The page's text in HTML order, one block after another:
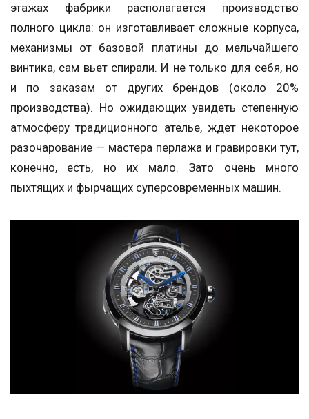
этажах фабрики располагается производство
полного цикла: он изготавливает сложные корпуса,
механизмы от базовой платины до мельчайшего
винтика, сам вьет спирали. И не только для себя, но
и по заказам от других брендов (около 20%
производства). Но ожидающих увидеть степенную
атмосферу традиционного ателье, ждет некоторое
разочарование — мастера перлажа и гравировки тут,
конечно, есть, но их мало. Зато очень много
пыхтящих и фырчащих суперсовременных машин.